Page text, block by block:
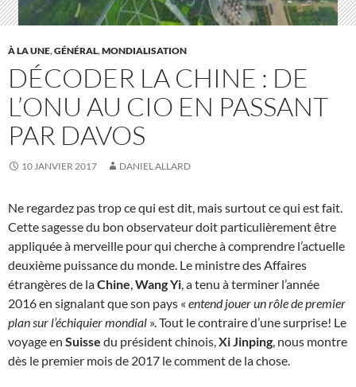
À LA UNE,GÉNÉRAL,MONDIALISATION
DÉCODER LA CHINE : DE
L’ONU AU CIO EN PASSANT
PAR DAVOS
10 JANVIER 2017 DANIEL ALLARD
Ne regardez pas trop ce qui est dit, mais surtout ce qui est fait.
Cette sagesse du bon observateur doit particulièrement être
appliquée à merveille pour qui cherche à comprendre l’actuelle
deuxième puissance du monde. Le ministre des Affaires
étrangères de laChine,Wang Yi, a tenu à terminer l’année
2016 en signalant que son pays « entend jouer un rôle de premier
plan sur l’échiquier mondial ». Tout le contraire d’une surprise! Le
voyage en Suisse du président chinois,Xi Jinping, nous montre
dès le premier mois de 2017 le comment de la chose.